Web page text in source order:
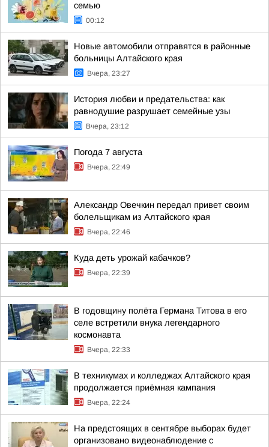
семью
00:12
Новые автомобили отправятся в районные
больницы Алтайского края
Вчера, 23:27
История любви и предательства: как
равнодушие разрушает семейные узы
Вчера, 23:12
Погода 7 августа
Вчера, 22:49
Александр Овечкин передал привет своим
болельщикам из Алтайского края
Вчера, 22:46
Куда деть урожай кабачков?
Вчера, 22:39
В годовщину полёта Германа Титова в его
селе встретили внука легендарного
космонавта
Вчера, 22:33
В техникумах и колледжах Алтайского края
продолжается приёмная кампания
Вчера, 22:24
На предстоящих в сентябре выборах будет
организовано видеонаблюдение с